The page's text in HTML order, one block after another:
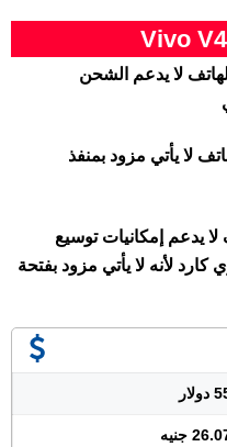
لا يدعم الشحن
لا يأتي مزود بمنفذ
لا يدعم إمكانيات توسيع
كارد لأنه لا يأتي مزود بفتحة
جنيه